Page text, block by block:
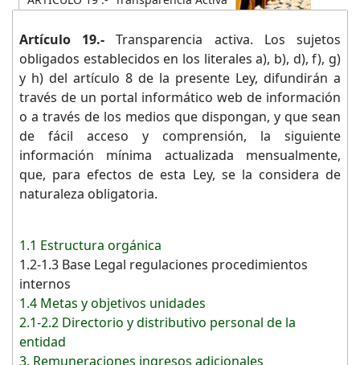
Artículo 19.-
Transparencia activa. Los sujetos
obligados establecidos en los literales a), b), d), f), g)
y h) del artículo 8 de la presente Ley, difundirán a
través de un portal informático web de información
o a través de los medios que dispongan, y que sean
de fácil acceso y comprensión, la siguiente
información mínima actualizada mensualmente,
que, para efectos de esta Ley, se la considera de
naturaleza obligatoria.
1.1 Estructura orgánica
1.2-1.3 Base Legal regulaciones procedimientos
internos
1.4 Metas y objetivos unidades
2.1-2.2 Directorio y distributivo personal de la
entidad
3. Remuneraciones ingresos adicionales